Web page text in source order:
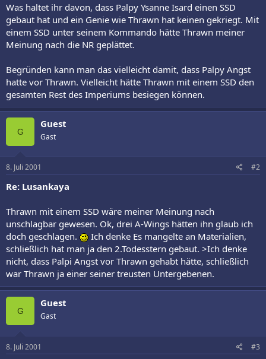
Was haltet ihr davon, dass Palpy Ysanne Isard einen SSD
gebaut hat und ein Genie wie Thrawn hat keinen gekriegt. Mit
einem SSD unter seinem Kommando hätte Thrawn meiner
Meinung nach die NR geplättet.
Begründen kann man das vielleicht damit, dass Palpy Angst
hatte vor Thrawn. Vielleicht hätte Thrawn mit einem SSD den
gesamten Rest des Imperiums besiegen können.
G
Guest
Gast
8. Juli 2001 #2
Re: Lusankaya
Thrawn mit einem SSD wäre meiner Meinung nach
unschlagbar gewesen. Ok, drei A-Wings hätten ihn glaub ich
doch geschlagen.
Ich denke Es mangelte an Materialien,
schließlich hat man ja den 2.Todesstern gebaut. >Ich denke
nicht, dass Palpi Angst vor Thrawn gehabt hätte, schließlich
war Thrawn ja einer seiner treusten Untergebenen.
G
Guest
Gast
8. Juli 2001 #3